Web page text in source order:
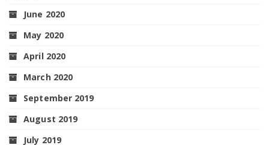
June 2020
May 2020
April 2020
March 2020
September 2019
August 2019
July 2019